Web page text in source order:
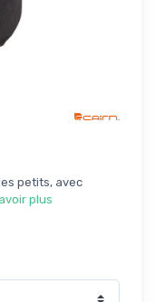
petits, avec
plus